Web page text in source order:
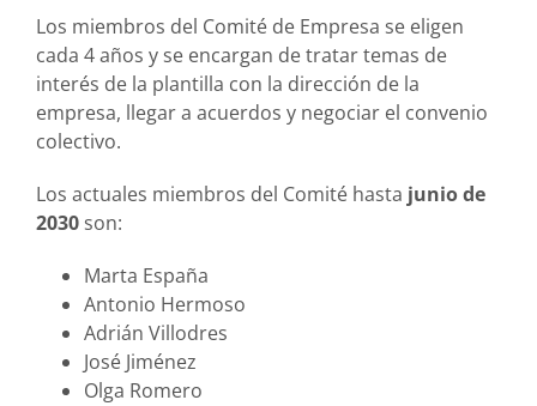
Los miembros del Comité de Empresa se eligen
cada 4 años y se encargan de tratar temas de
interés de la plantilla con la dirección de la
empresa, llegar a acuerdos y negociar el convenio
colectivo.
Los actuales miembros del Comité hasta junio de
2030son:
Marta España
Antonio Hermoso
Adrián Villodres
José Jiménez
Olga Romero